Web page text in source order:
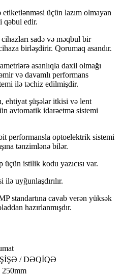
üçün lazım olmayan
qəbul edir.
sadə və məqbul bir
birləşdirir. Qorumaq asandır.
asanlıqla daxil olmağı
və davamlı performans
ilə təchiz edilmişdir.
ehtiyat şüşələr itkisi və lent
avtomatik idarəetmə sistemi
performansla optoelektrik sistemi
tənzimlənə bilər.
istilik kodu yazıcısı var.
uyğunlaşdırılır.
standartına cavab verən yüksək
hazırlanmışdır.
/ DƏQİQƏ
250mm